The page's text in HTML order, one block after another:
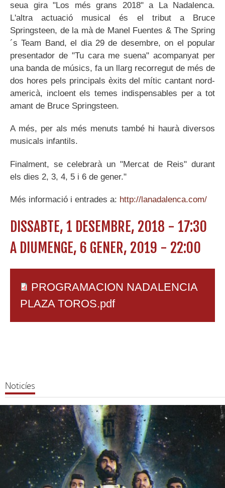
seua gira "Los més grans 2018" a La Nadalenca.
L'altra actuació musical és el tribut a Bruce
Springsteen, de la mà de Manel Fuentes & The Spring
´s Team Band, el dia 29 de desembre, on el popular
presentador de "Tu cara me suena" acompanyat per
una banda de músics, fa un llarg recorregut de més de
dos hores pels principals èxits del mític cantant nord-
americà, incloent els temes indispensables per a tot
amant de Bruce Springsteen.
A més, per als més menuts també hi haurà diversos
musicals infantils.
Finalment, se celebrarà un "Mercat de Reis" durant
els dies 2, 3, 4, 5 i 6 de gener."
Més informació i entrades a: http://lanadalenca.com/
DISSABTE, 1 DESEMBRE, 2018 - 17:30
A DIUMENGE, 6 GENER, 2019 - 22:00
PROGRAMACION NADALENCIA
PLAZA TOROS.pdf
Noticíes